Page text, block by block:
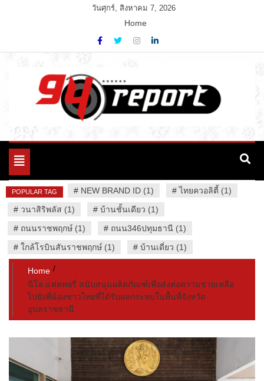
วันศุกร์, สิงหาคม 7, 2026
Home
94 Report.com
Variety News
Toggle
POPULAR TAG # NEW BRAND ID (1) #ไทยควอลิตี้ (1)
# วนาสิริพลัส (1) # บ้านชั้นเดียว (1)
# ถนนราชพฤกษ์ (1) # ถนน346ปทุมธานี (1)
# ใกล้โรบินสันราชพฤกษ์ (1) # บ้านเดี่ยว (1)
Home
นีโอ แฟคทอรี่ สนับสนุนผลิตภัณฑ์เพื่อส่งต่อความช่วยเหลือ
ไปยังพี่น้องชาวไทยที่ได้รับผลกระทบในพื้นที่จังหวัด
อุบลราชธานี